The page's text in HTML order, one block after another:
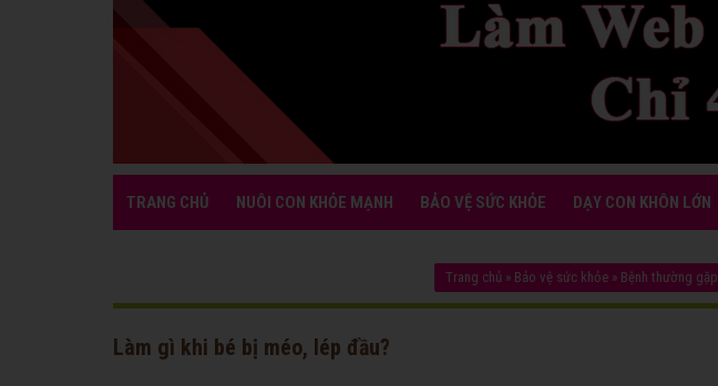
TRANG CHỦ NUÔI CON KHỎE MẠNH BẢO VỆ SỨC KHỎE DẠY CON KHÔN LỚN
Trang chủ » Bảo vệ sức khỏe » Bệnh thường gặp
Làm gì khi bé bị méo, lép đầu?